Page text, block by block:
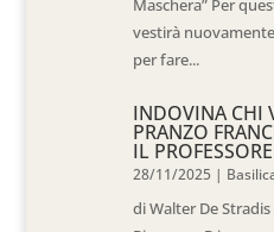
Maschera” Per
vestirà
per fare...
INDOVINA CHI
PRANZO
IL PROFESSORE
28/11/2025 |
di Walter De